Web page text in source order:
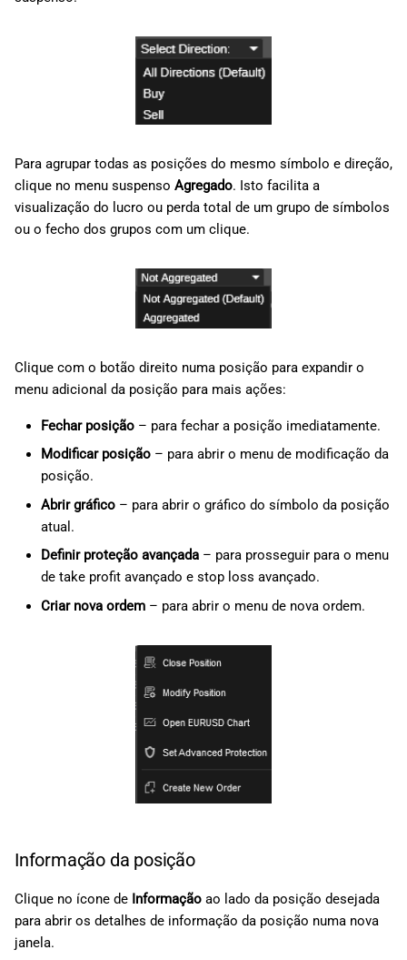
Para agrupar todas as posições do mesmo símbolo e direção,
clique no menu suspenso Agregado. Isto facilita a
visualização do lucro ou perda total de um grupo de símbolos
ou o fecho dos grupos com um clique.
Clique com o botão direito numa posição para expandir o
menu adicional da posição para mais ações:
Fechar posição– para fechar a posição imediatamente.
Modificar posição– para abrir o menu de modificação da
posição.
Abrir gráfico– para abrir o gráfico do símbolo da posição
atual.
Definir proteção avançada– para prosseguir para o menu
de take profit avançado e stop loss avançado.
Criar nova ordem– para abrir o menu de nova ordem.
Informação da posição
Clique no ícone de Informação ao lado da posição desejada
para abrir os detalhes de informação da posição numa nova
janela.